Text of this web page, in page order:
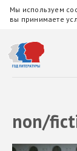
Мы используем
вы принимаете
non/